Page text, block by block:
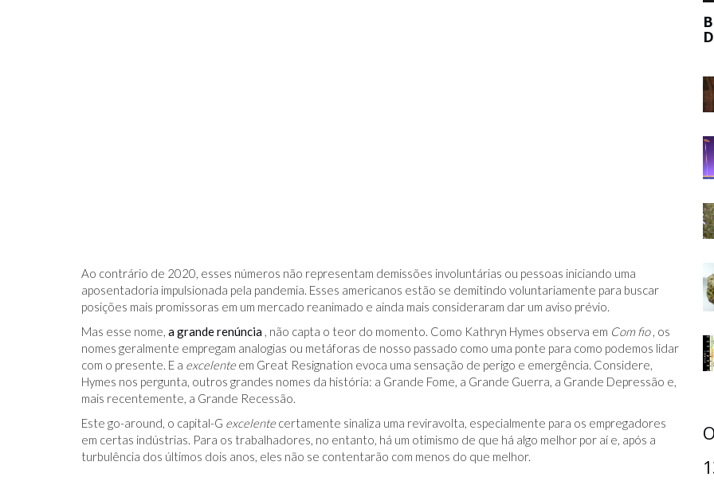
Ao contrário de 2020, esses números não representam demissões involuntárias ou pessoas iniciando uma
aposentadoria impulsionada pela pandemia. Esses americanos estão se demitindo voluntariamente para buscar
posições mais promissoras em um mercado reanimado e ainda mais consideraram dar um aviso prévio.
Mas esse nome, a grande renúncia , não capta o teor do momento. Como Kathryn Hymes observa em Com fio, os
nomes geralmente empregam analogias ou metáforas de nosso passado como uma ponte para como podemos lidar
com o presente. E a excelenteem Great Resignation evoca uma sensação de perigo e emergência. Considere,
Hymes nos pergunta, outros grandes nomes da história: a Grande Fome, a Grande Guerra, a Grande Depressão e,
mais recentemente, a Grande Recessão.
Este go-around, o capital-G excelentecertamente sinaliza uma reviravolta, especialmente para os empregadores
em certas indústrias. Para os trabalhadores, no entanto, há um otimismo de que há algo melhor por aí e, após a
turbulência dos últimos dois anos, eles não se contentarão com menos do que melhor.